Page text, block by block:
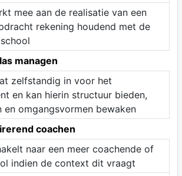
mee aan de realisatie van een
rekening houdend met de
managen
zelfstandig in voor het
en kan hierin structuur bieden,
en omgangsvormen bewaken
coachen
naar een meer coachende of
indien de context dit vraagt